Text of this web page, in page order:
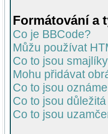
Formátování a
Co je BBCode?
Můžu používat
Co to jsou
Mohu přidávat
Co to jsou
Co to jsou
Co to jsou